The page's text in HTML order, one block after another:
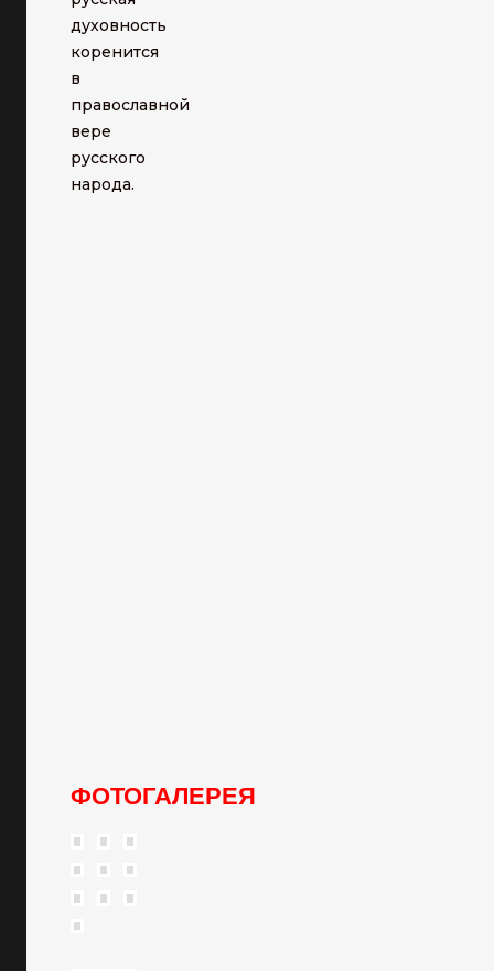
духовность
коренится
в
православной
вере
русского
народа.
ФОТОГАЛЕРЕЯ